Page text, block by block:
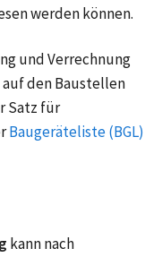
werden können.
und Verrechnung
den Baustellen
Satz für
Baugeräteliste (BGL)
kann nach